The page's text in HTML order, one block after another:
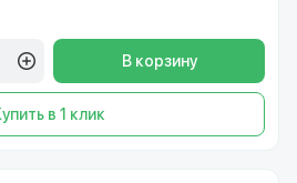
В корзину
в 1 клик